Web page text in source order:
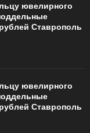
ювелирного
Ставрополь
ювелирного
Ставрополь